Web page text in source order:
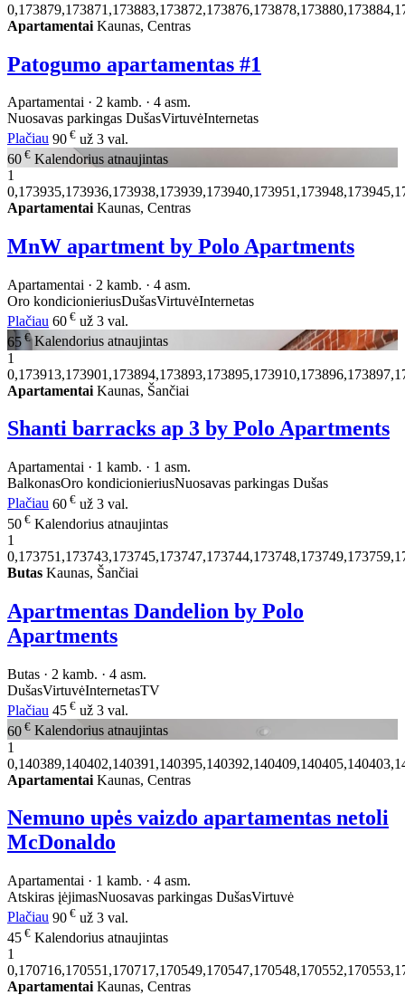
Apartamentai Kaunas, Centras
Patogumo apartamentas #1
Apartamentai · 2 kamb. · 4 asm.
Nuosavas parkingas DušasVirtuvėInternetas
Plačiau 90 € už 3 val.
60 € Kalendorius atnaujintas
1
Apartamentai Kaunas, Centras
MnW apartment by Polo Apartments
Apartamentai · 2 kamb. · 4 asm.
Oro kondicionieriusDušasVirtuvėInternetas
Plačiau 60 € už 3 val.
65 € Kalendorius atnaujintas
1
Apartamentai Kaunas, Šančiai
Shanti barracks ap 3 by Polo Apartments
Apartamentai · 1 kamb. · 1 asm.
BalkonasOro kondicionieriusNuosavas parkingas Dušas
Plačiau 60 € už 3 val.
50 € Kalendorius atnaujintas
1
Butas Kaunas, Šančiai
Apartmentas Dandelion by Polo
Apartments
Butas · 2 kamb. · 4 asm.
DušasVirtuvėInternetasTV
Plačiau 45 € už 3 val.
60 € Kalendorius atnaujintas
1
Apartamentai Kaunas, Centras
Nemuno upės vaizdo apartamentas netoli
McDonaldo
Apartamentai · 1 kamb. · 4 asm.
Atskiras įėjimasNuosavas parkingas DušasVirtuvė
Plačiau 90 € už 3 val.
45 € Kalendorius atnaujintas
1
Apartamentai Kaunas, Centras